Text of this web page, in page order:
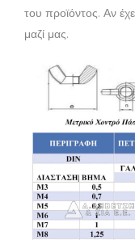
του προϊόντος. Αν
μαζί μας.